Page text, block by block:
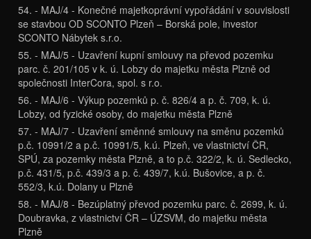
54. - MAJ/4 - Konečné majetkoprávní vypořádání v souvislosti
se stavbou OD SCONTO Plzeň – Borská pole, investor
SCONTO Nábytek s.r.o.
55. - MAJ/5 - Uzavření kupní smlouvy na převod pozemku
parc. č. 201/105 v k. ú. Lobzy do majetku města Plzně od
společnosti InterCora, spol. s r.o.
56. - MAJ/6 - Výkup pozemků p. č. 826/4 a p. č. 709, k. ú.
Lobzy, od fyzické osoby, do majetku města Plzně
57. - MAJ/7 - Uzavření směnné smlouvy na směnu pozemků
p.č. 10991/2 a p.č. 10991/5, k.ú. Plzeň, ve vlastnictví ČR,
SPÚ, za pozemky města Plzně, a to p.č. 322/2, k. ú. Sedlecko,
p.č. 431/5, p.č. 439/3 a p. č. 439/7, k.ú. Bušovice, a p. č.
552/3, k.ú. Dolany u Plzně
58. - MAJ/8 - Bezúplatný převod pozemku parc. č. 2699, k. ú.
Doubravka, z vlastnictví ČR – ÚZSVM, do majetku města
Plzně